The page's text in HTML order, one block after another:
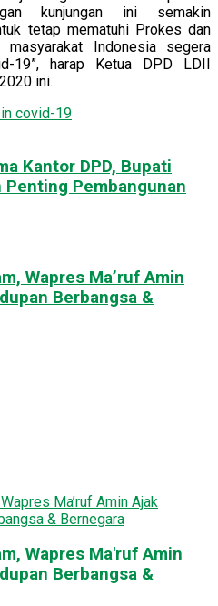
kunjungan ini semakin
tetap mematuhi Prokes dan
masyarakat Indonesia segera
19”, harap Ketua DPD LDII
ini.
covid-19
Kantor DPD, Bupati
Penting Pembangunan
Wapres Ma’ruf Amin
Berbangsa &
Wapres Ma'ruf Amin
Berbangsa &